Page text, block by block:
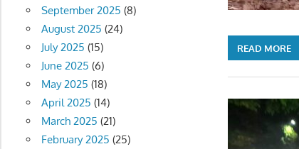
READ MORE
September 2025 (8)
August 2025 (24)
July 2025 (15)
June 2025 (6)
May 2025 (18)
April 2025 (14)
March 2025 (21)
February 2025 (25)